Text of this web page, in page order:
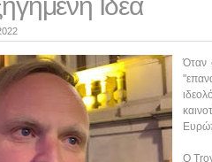
Όταν
Ο